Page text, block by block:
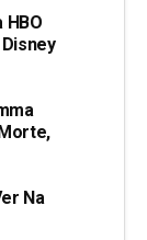
HBO
Na